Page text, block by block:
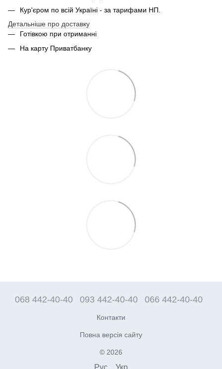
Кур'єром по всій Україні - за тарифами НП.
Детальніше про доставку
Готівкою при отриманні
На карту Приватбанку
068 442-40-40 093 442-40-40 066 442-40-40
Контакти
Повна версія сайту
© 2026
Рус Укр